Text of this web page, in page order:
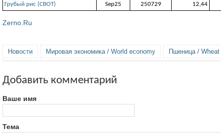
Грубый рис (CBOT)
Sep25 250729 12,44
Zerno.Ru
Новости Мировая экономика / World economy Пшеница / Wheat
Добавить комментарий
Ваше имя
Тема